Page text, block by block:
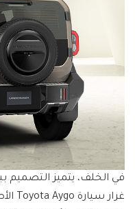
في الخلف، يتميز التصميم